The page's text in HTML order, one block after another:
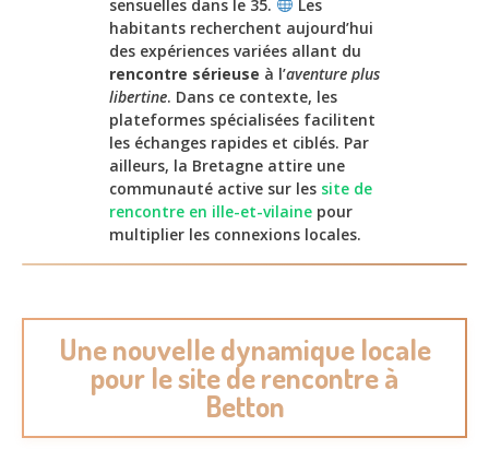
sensuelles dans le 35.
Les
habitants recherchent aujourd’hui
des expériences variées allant du
rencontre sérieuse à l’aventure plus
libertine. Dans ce contexte, les
plateformes spécialisées facilitent
les échanges rapides et ciblés. Par
ailleurs, la Bretagne attire une
communauté active sur les site de
rencontre en ille-et-vilaine pour
multiplier les connexions locales.
Une nouvelle dynamique locale
pour le site de rencontre à
Betton